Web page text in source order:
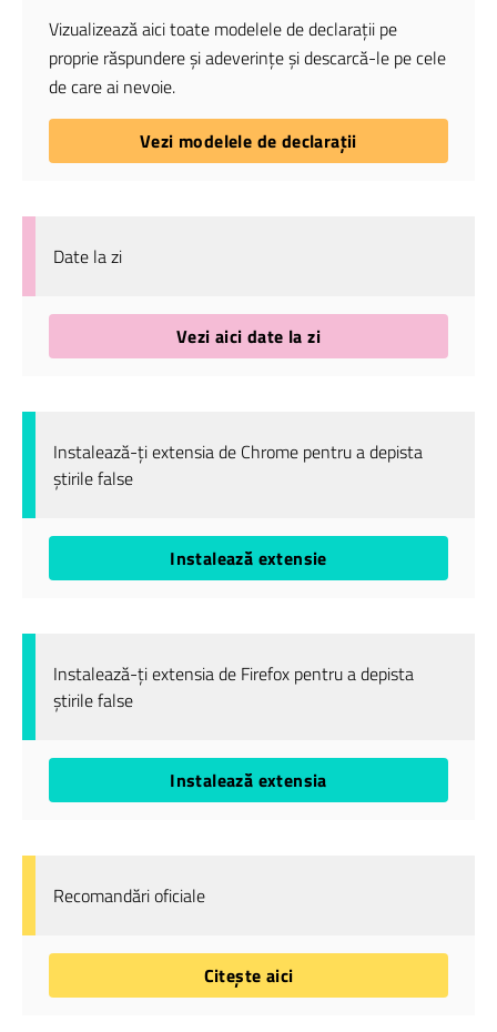
Vizualizează aici toate modelele de declarații pe
proprie răspundere și adeverințe și descarcă-le pe cele
de care ai nevoie.
Vezi modelele de declarații
Date la zi
Vezi aici date la zi
Instalează-ți extensia de Chrome pentru a depista
știrile false
Instalează extensie
Instalează-ți extensia de Firefox pentru a depista
știrile false
Instalează extensia
Recomandări oficiale
Citește aici